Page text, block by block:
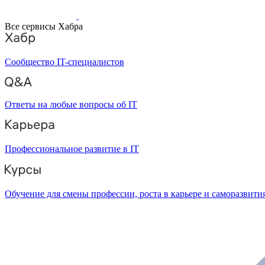
Все сервисы Хабра
Сообщество IT-специалистов
Ответы на любые вопросы об IT
Профессиональное развитие в IT
Обучение для смены профессии, роста в карьере и